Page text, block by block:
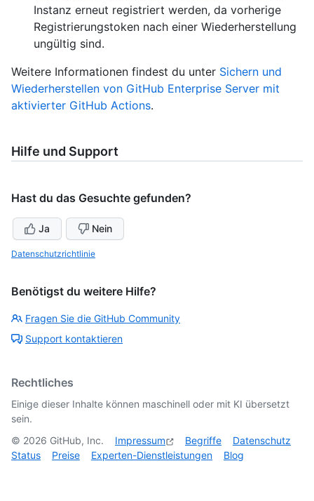
Instanz erneut registriert werden, da vorherige
Registrierungstoken nach einer Wiederherstellung
ungültig sind.
Weitere Informationen findest du unter Sichern und
Wiederherstellen von GitHub Enterprise Server mit
aktivierter GitHub Actions.
Hilfe und Support
Hast du das Gesuchte gefunden?
Ja Nein
Datenschutzrichtlinie
Benötigst du weitere Hilfe?
Fragen Sie die GitHub Community
Support kontaktieren
Rechtliches
Einige dieser Inhalte können maschinell oder mit KI übersetzt
sein.
© 2026 GitHub, Inc. Impressum Begriffe
Datenschutz
Status
Preise Experten-Dienstleistungen Blog